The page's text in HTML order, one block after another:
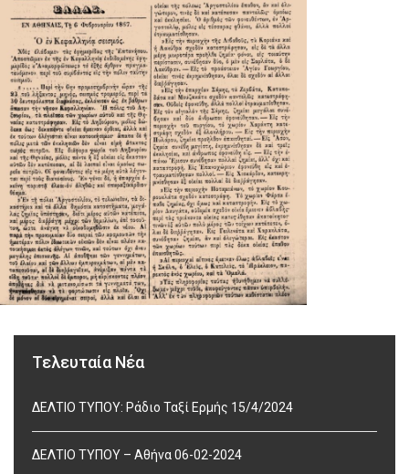
Τελευταία Νέα
ΔΕΛΤΙΟ ΤΥΠΟΥ: Ράδιο Ταξί Ερμής 15/4/2024
ΔΕΛΤΙΟ ΤΥΠΟΥ – Αθήνα 06-02-2024